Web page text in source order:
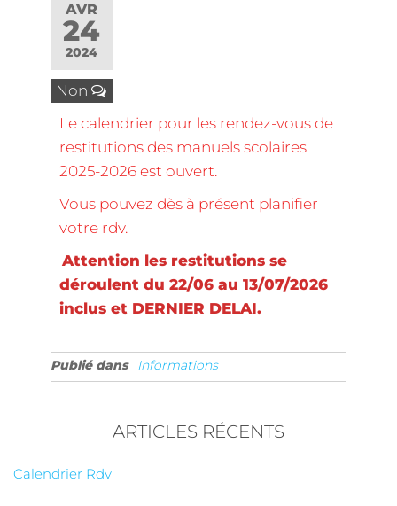
AVR
24
2024
Non
Le calendrier pour les rendez-vous de
restitutions des manuels scolaires
2025-2026 est ouvert.
Vous pouvez dès à présent planifier
votre rdv.
Attention les restitutions se
déroulent du 22/06 au 13/07/2026
inclus et DERNIER DELAI.
Publié dans Informations
ARTICLES RÉCENTS
Calendrier Rdv